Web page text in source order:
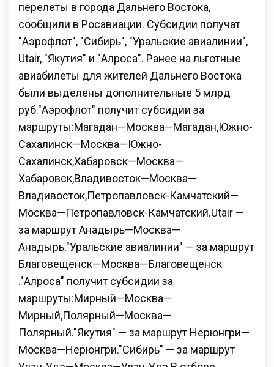
перелеты в города Дальнего Востока,
сообщили в Росавиации. Субсидии получат
"Аэрофлот", "Сибирь", "Уральские авиалинии",
Utair, "Якутия" и "Алроса". Ранее на льготные
авиабилеты для жителей Дальнего Востока
были выделены дополнительные 5 млрд
руб."Аэрофлот" получит субсидии за
маршруты:Магадан—Москва—Магадан,Южно-
Сахалинск—Москва—Южно-
Сахалинск,Хабаровск—Москва—
Хабаровск,Владивосток—Москва—
Владивосток,Петропавловск-Камчатский—
Москва—Петропавловск-Камчатский.Utair —
за маршрут Анадырь—Москва—
Анадырь."Уральские авиалинии" — за маршрут
Благовещенск—Москва—Благовещенск
."Алроса" получит субсидии за
маршруты:Мирный—Москва—
Мирный,Полярный—Москва—
Полярный."Якутия" — за маршрут Нерюнгри—
Москва—Нерюнгри."Сибирь" — за маршрут